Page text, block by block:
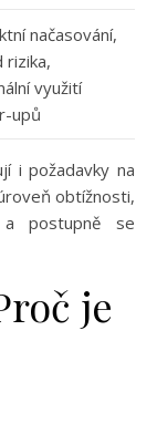
načasování,
rizika,
využití
upů
i požadavky na
obtížnosti,
a postupně se
je